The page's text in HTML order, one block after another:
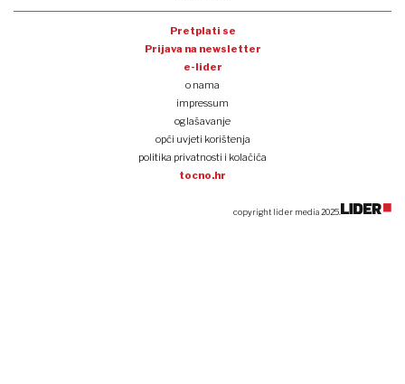
Pretplati se
Prijava na newsletter
e-lider
o nama
impressum
oglašavanje
opći uvjeti korištenja
politika privatnosti i kolačića
tocno.hr
copyright lider media 2025.